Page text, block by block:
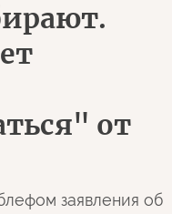
от
заявления об